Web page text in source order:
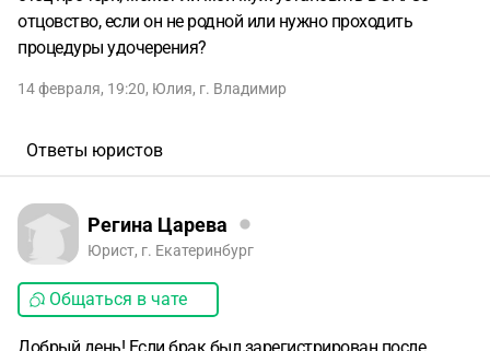
отцовство, если он не родной или нужно проходить
процедуры удочерения?
14 февраля, 19:20, Юлия, г. Владимир
Ответы юристов
Регина Царева
Юрист, г. Екатеринбург
Общаться в чате